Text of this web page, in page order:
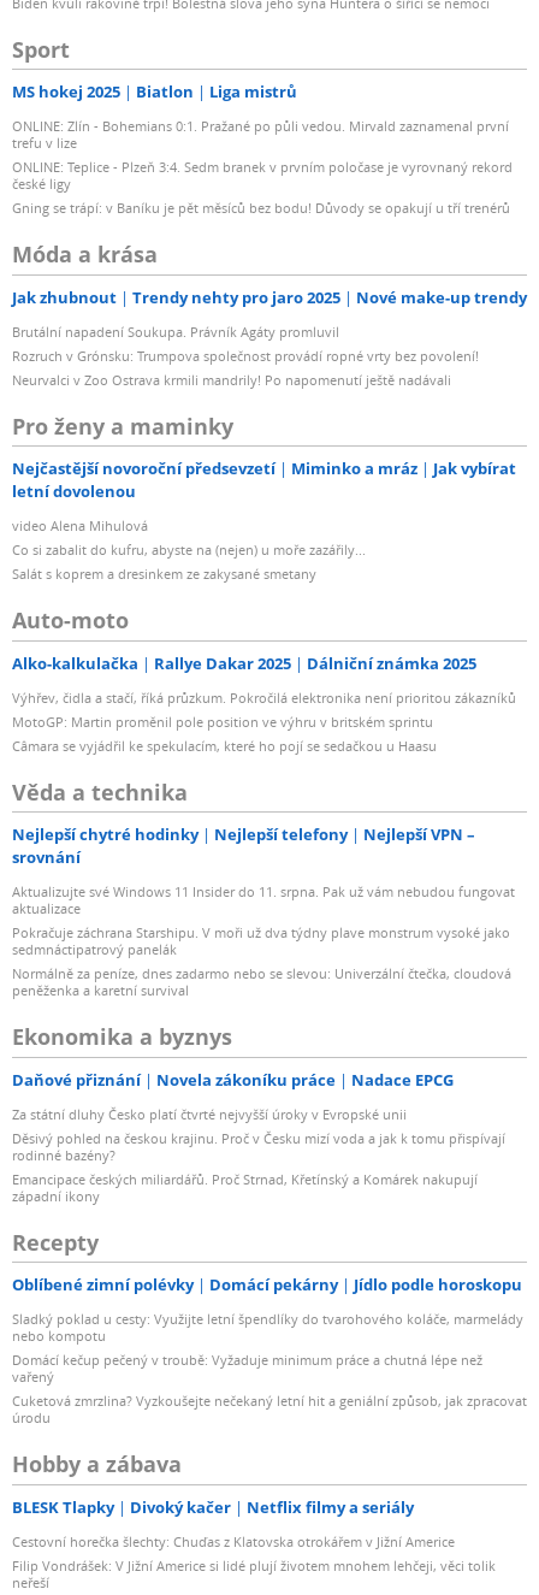
Sport
MS hokej 2025 Biatlon Liga mistrů
ONLINE: Zlín - Bohemians 0:1. Pražané po půli vedou. Mirvald zaznamenal první
trefu v lize
ONLINE: Teplice - Plzeň 3:4. Sedm branek v prvním poločase je vyrovnaný rekord
české ligy
Gning se trápí: v Baníku je pět měsíců bez bodu! Důvody se opakují u tří trenérů
Móda a krása
Jak zhubnout Trendy nehty pro jaro 2025 Nové make-up trendy
Brutální napadení Soukupa. Právník Agáty promluvil
Rozruch v Grónsku: Trumpova společnost provádí ropné vrty bez povolení!
Neurvalci v Zoo Ostrava krmili mandrily! Po napomenutí ještě nadávali
Pro ženy a maminky
Nejčastější novoroční předsevzetí Miminko a mráz
Jak vybírat
letní dovolenou
video Alena Mihulová
Co si zabalit do kufru, abyste na (nejen) u moře zazářily...
Salát s koprem a dresinkem ze zakysané smetany
Auto-moto
Alko-kalkulačka Rallye Dakar 2025 Dálniční známka 2025
Výhřev, čidla a stačí, říká průzkum. Pokročilá elektronika není prioritou zákazníků
MotoGP: Martin proměnil pole position ve výhru v britském sprintu
Câmara se vyjádřil ke spekulacím, které ho pojí se sedačkou u Haasu
Věda a technika
Nejlepší chytré hodinky Nejlepší telefony
Nejlepší VPN –
srovnání
Aktualizujte své Windows 11 Insider do 11. srpna. Pak už vám nebudou fungovat
aktualizace
Pokračuje záchrana Starshipu. V moři už dva týdny plave monstrum vysoké jako
sedmnáctipatrový panelák
Normálně za peníze, dnes zadarmo nebo se slevou: Univerzální čtečka, cloudová
peněženka a karetní survival
Ekonomika a byznys
Daňové přiznání Novela zákoníku práce Nadace EPCG
Za státní dluhy Česko platí čtvrté nejvyšší úroky v Evropské unii
Děsivý pohled na českou krajinu. Proč v Česku mizí voda a jak k tomu přispívají
rodinné bazény?
Emancipace českých miliardářů. Proč Strnad, Křetínský a Komárek nakupují
západní ikony
Recepty
Oblíbené zimní polévky Domácí pekárny Jídlo podle horoskopu
Sladký poklad u cesty: Využijte letní špendlíky do tvarohového koláče, marmelády
nebo kompotu
Domácí kečup pečený v troubě: Vyžaduje minimum práce a chutná lépe než
vařený
Cuketová zmrzlina? Vyzkoušejte nečekaný letní hit a geniální způsob, jak zpracovat
úrodu
Hobby a zábava
BLESK Tlapky Divoký kačer Netflix filmy a seriály
Cestovní horečka šlechty: Chuďas z Klatovska otrokářem v Jižní Americe
Filip Vondrášek: V Jižní Americe si lidé plují životem mnohem lehčeji, věci tolik
neřeší